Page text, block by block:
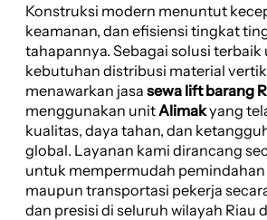
Konstruksi modern menuntut
keamanan, dan efisiensi tingkat
tahapannya. Sebagai solusi terbaik
kebutuhan distribusi material
menawarkan jasa sewa lift barang
menggunakan unit Alimakyang
kualitas, daya tahan, dan
global. Layanan kami dirancang
untuk mempermudah
maupun transportasi pekerja
dan presisi di seluruh wilayah Riau